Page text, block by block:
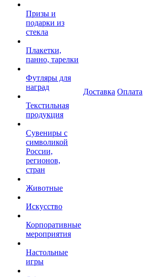
Призы и
подарки из
стекла
Плакетки,
панно, тарелки
Футляры для
наград
Текстильная
продукция
Сувениры с
символикой
России,
регионов,
стран
Животные
Искусство
Корпоративные
мероприятия
Настольные
игры
Доставка Оплата